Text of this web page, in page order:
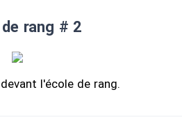
de rang # 2
l'école de rang.